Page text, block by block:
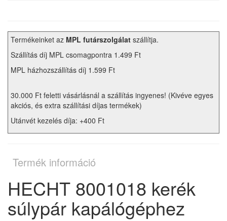
Termékeinket az MPL futárszolgálat szállítja.
Szállítás díj MPL csomagpontra 1.499 Ft
MPL házhozszállítás díj 1.599 Ft
30.000 Ft feletti vásárlásnál a szállítás ingyenes! (Kivéve egyes
akciós, és extra szállítási díjas termékek)
Utánvét kezelés díja: +400 Ft
Termék információ
HECHT 8001018 kerék
súlypár kapálógéphez